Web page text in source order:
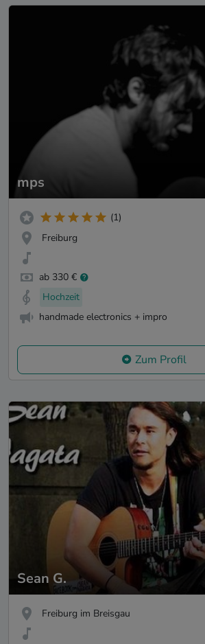
mps
(1)
Freiburg
ab 330 €
Hochzeit
handmade electronics + impro
Zum Profil
Sean G.
Freiburg im Breisgau